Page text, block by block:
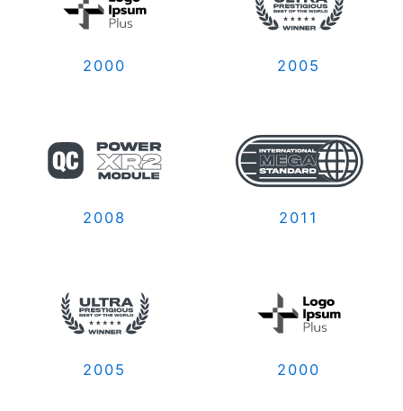
2000 2005
2008 2011
2005 2000